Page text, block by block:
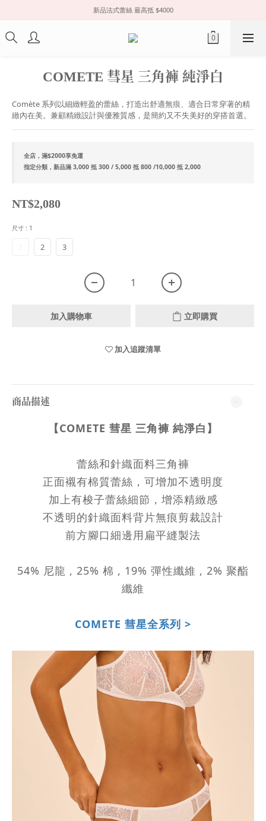
新品法式蕾絲 最高抵 $4000
COMETE 彗星 三角褲 純淨白
Comète 系列以細緻輕盈的蕾絲，打造出舒適無痕、適合日常穿著的精
緻內在美。兼顧精緻設計與優雅質感，是簡約又不失美好的穿搭首選。
全店，滿$2000享免運
指定分類，新品滿 3,000 抵 300 / 5,000 抵 800 /10,000 抵 2,000
NT$2,080
尺寸 : 1
2 3
加入購物車 立即購買
加入追蹤清單
商品描述
【COMETE 彗星 三角褲 純淨白 】
蕾絲和針織面料三角褲
正面襯有棉質蕾絲，可增加不透明度
加上有梭子蕾絲細節，增添精緻感
不透明的針織面料背片無痕剪裁設計
前方腳口細邊用扁平縫製法
54% 尼龍 , 25% 棉 , 19% 彈性纖維 , 2% 聚酯
纖維
COMETE 彗星全系列 >